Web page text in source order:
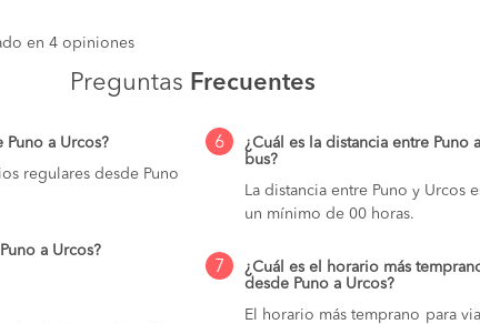
en 4 opiniones
Preguntas Frecuentes
Puno a Urcos?
regulares desde Puno
a Urcos?
6
¿Cuál es la distancia entre
bus?
La distancia entre Puno y
un mínimo de 00 horas.
7
¿Cuál es el horario más
desde Puno a Urcos?
El horario más temprano para